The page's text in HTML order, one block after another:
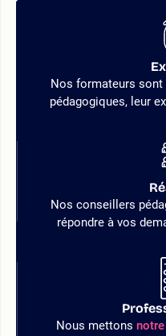
Nos formateurs
pédagogiques, leur
Nos conseillers
répondre à vos
Nous mettons